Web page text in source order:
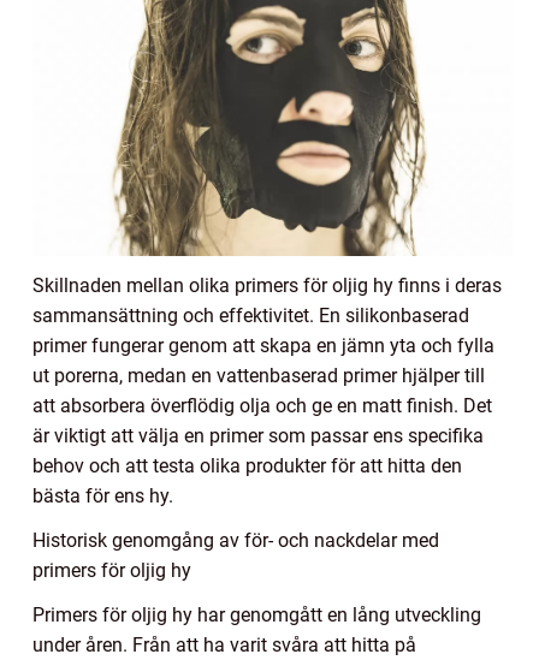
Skillnaden mellan olika primers för oljig hy finns i deras
sammansättning och effektivitet. En silikonbaserad
primer fungerar genom att skapa en jämn yta och fylla
ut porerna, medan en vattenbaserad primer hjälper till
att absorbera överflödig olja och ge en matt finish. Det
är viktigt att välja en primer som passar ens specifika
behov och att testa olika produkter för att hitta den
bästa för ens hy.
Historisk genomgång av för- och nackdelar med
primers för oljig hy
Primers för oljig hy har genomgått en lång utveckling
under åren. Från att ha varit svåra att hitta på